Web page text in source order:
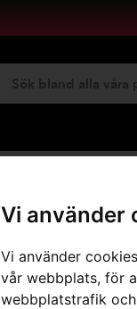
Vi använder
Vi använder
vår webbplats, för
webbplatstrafik
Endast ett